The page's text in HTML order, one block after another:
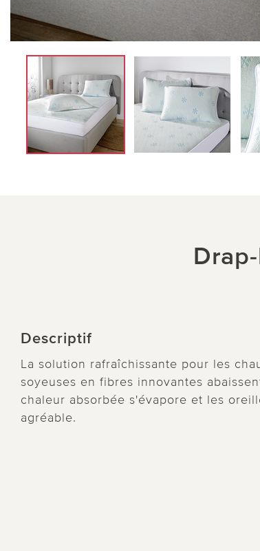
Descriptif
La solution rafraîchissante pour les
soyeuses en fibres innovantes
chaleur absorbée s'évapore et les
agréable.